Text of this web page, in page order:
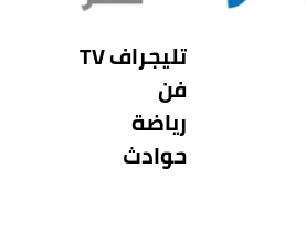
تليجراف TV
فن
رياضة
حوادث